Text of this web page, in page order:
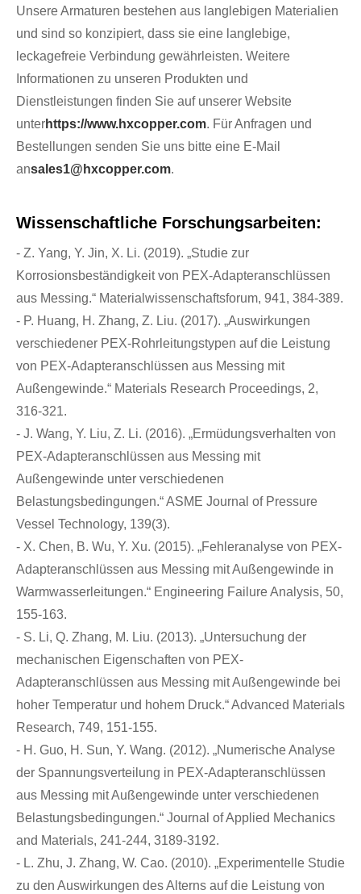
Unsere Armaturen bestehen aus langlebigen Materialien
und sind so konzipiert, dass sie eine langlebige,
leckagefreie Verbindung gewährleisten. Weitere
Informationen zu unseren Produkten und
Dienstleistungen finden Sie auf unserer Website
unterhttps://www.hxcopper.com. Für Anfragen und
Bestellungen senden Sie uns bitte eine E-Mail
ansales1@hxcopper.com.
Wissenschaftliche Forschungsarbeiten:
- Z. Yang, Y. Jin, X. Li. (2019). „Studie zur
Korrosionsbeständigkeit von PEX-Adapteranschlüssen
aus Messing.“ Materialwissenschaftsforum, 941, 384-389.
- P. Huang, H. Zhang, Z. Liu. (2017). „Auswirkungen
verschiedener PEX-Rohrleitungstypen auf die Leistung
von PEX-Adapteranschlüssen aus Messing mit
Außengewinde.“ Materials Research Proceedings, 2,
316-321.
- J. Wang, Y. Liu, Z. Li. (2016). „Ermüdungsverhalten von
PEX-Adapteranschlüssen aus Messing mit
Außengewinde unter verschiedenen
Belastungsbedingungen.“ ASME Journal of Pressure
Vessel Technology, 139(3).
- X. Chen, B. Wu, Y. Xu. (2015). „Fehleranalyse von PEX-
Adapteranschlüssen aus Messing mit Außengewinde in
Warmwasserleitungen.“ Engineering Failure Analysis, 50,
155-163.
- S. Li, Q. Zhang, M. Liu. (2013). „Untersuchung der
mechanischen Eigenschaften von PEX-
Adapteranschlüssen aus Messing mit Außengewinde bei
hoher Temperatur und hohem Druck.“ Advanced Materials
Research, 749, 151-155.
- H. Guo, H. Sun, Y. Wang. (2012). „Numerische Analyse
der Spannungsverteilung in PEX-Adapteranschlüssen
aus Messing mit Außengewinde unter verschiedenen
Belastungsbedingungen.“ Journal of Applied Mechanics
and Materials, 241-244, 3189-3192.
- L. Zhu, J. Zhang, W. Cao. (2010). „Experimentelle Studie
zu den Auswirkungen des Alterns auf die Leistung von